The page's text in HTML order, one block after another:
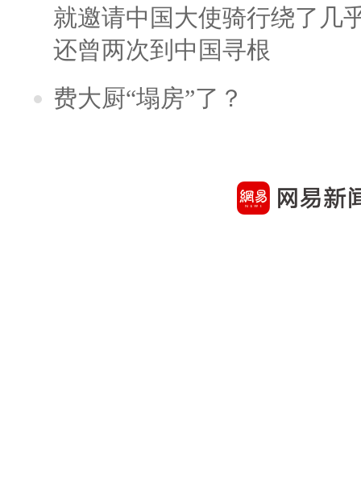
就邀请中国大使骑行绕了几
还曾两次到中国寻根
费大厨“塌房”了？